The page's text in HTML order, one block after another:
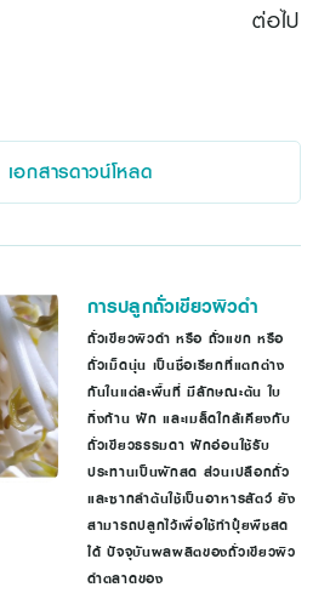
ต่อไป
เอกสารดาวน์โหลด
การปลูกถั่วเขียวผิวดำ
ถั่วเขียวผิวดำ หรือ ถั่วแขก หรือ
ถั่วเม็ดนุ่น เป็นชื่อเรียกที่แตกต่าง
กันในแต่ละพื้นที่ มีลักษณะต้น ใบ
กิ่งก้าน ฝัก และเมล็ดใกล้เคียงกับ
ถั่วเขียวธรรมดา ฝักอ่อนใช้รับ
ประทานเป็นผักสด ส่วนเปลือกถั่ว
และซากลำต้นใช้เป็นอาหารสัตว์ ยัง
สามารถปลูกไว้เพื่อใช้ทำปุ๋ยพืชสด
ได้ ปัจจุบันผลผลิตของถั่วเขียวผิว
ดำตลาดของ